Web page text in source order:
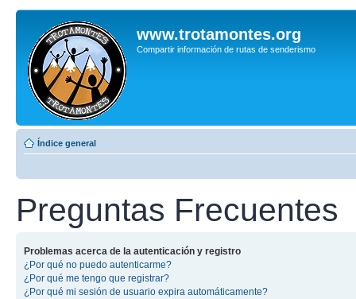
www.trotamontes.org
Compartir información de rutas de senderismo
Índice general
Preguntas Frecuentes
Problemas acerca de la autenticación y registro
¿Por qué no puedo autenticarme?
¿Por qué me tengo que registrar?
¿Por qué mi sesión de usuario expira automáticamente?